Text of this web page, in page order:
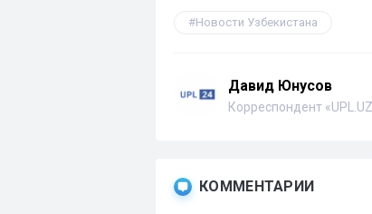
Новости Узбекистана
Давид Юнусов
Корреспондент
КОММЕНТАРИИ